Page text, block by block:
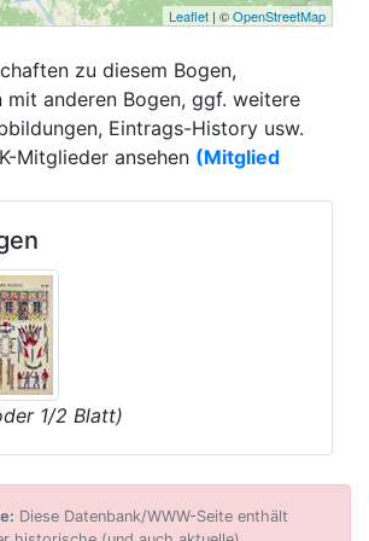
Leaflet | ©OpenStreetMap
zu diesem Bogen,
mit anderen Bogen, ggf. weitere
Eintrags-History usw.
Mitglieder ansehen (Mitglied
1/2 Blatt)
Diese Datenbank/WWW-Seite enthält